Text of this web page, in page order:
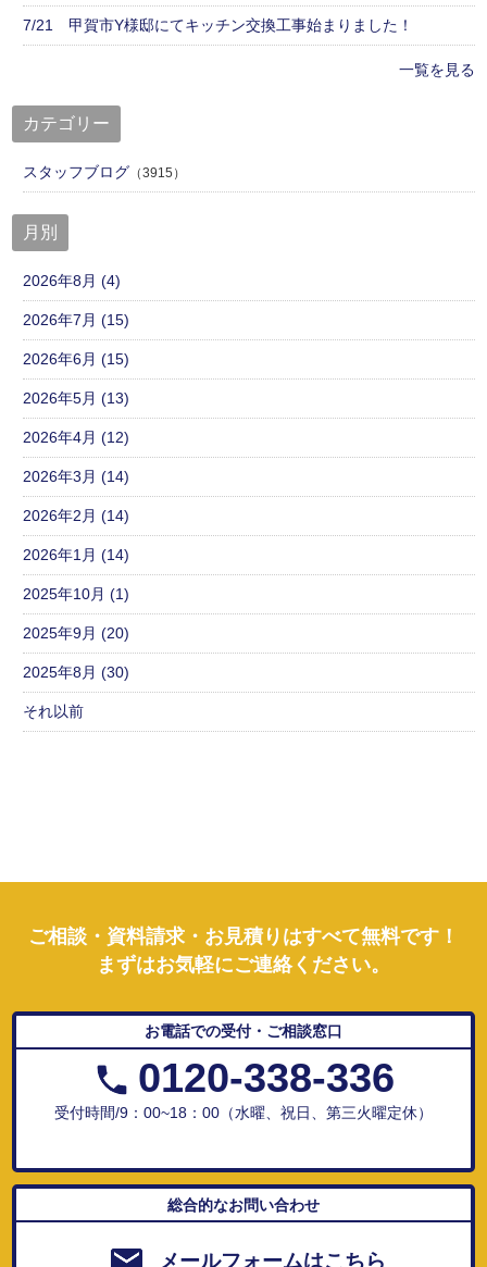
7/21 甲賀市Y様邸にてキッチン交換工事始まりました！
一覧を見る
カテゴリー
スタッフブログ （3915）
月別
2026年8月 (4)
2026年7月 (15)
2026年6月 (15)
2026年5月 (13)
2026年4月 (12)
2026年3月 (14)
2026年2月 (14)
2026年1月 (14)
2025年10月 (1)
2025年9月 (20)
2025年8月 (30)
それ以前
ご相談・資料請求・お見積りはすべて無料です！
まずはお気軽にご連絡ください。
お電話での受付・ご相談窓口
0120-338-336
受付時間/9：00~18：00（水曜、祝日、第三火曜定休）
総合的なお問い合わせ
メールフォームはこちら